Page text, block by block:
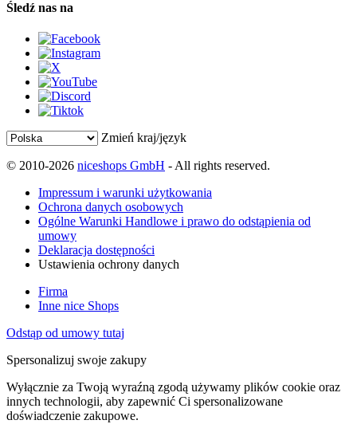
Śledź nas na
Zmień kraj/język
© 2010-2026 niceshops GmbH - All rights reserved.
Impressum i warunki użytkowania
Ochrona danych osobowych
Ogólne Warunki Handlowe i prawo do odstąpienia od
umowy
Deklaracja dostępności
Ustawienia ochrony danych
Firma
Inne nice Shops
Odstąp od umowy tutaj
Spersonalizuj swoje zakupy
Wyłącznie za Twoją wyraźną zgodą używamy plików cookie oraz
innych technologii, aby zapewnić Ci spersonalizowane
doświadczenie zakupowe.